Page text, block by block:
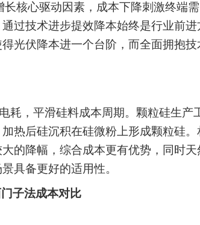
长核心驱动因素，成本下降刺激终端需
过技术进步提效降本始终是行业前进
光伏降本进一个台阶，而全面拥抱技
耗，平滑硅料成本周期。颗粒硅生产
热后硅沉积在硅微粉上形成颗粒硅。
的降幅，综合成本更有优势，同时天
具备更好的适用性。
子法成本对比